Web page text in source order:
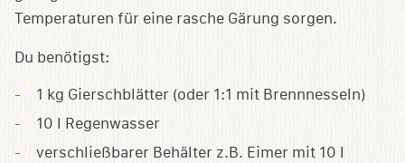
Temperaturen für eine rasche Gärung sorgen.
Du benötigst:
1 kg Gierschblätter (oder 1:1 mit Brennnesseln)
10 l Regenwasser
verschließbarer Behälter z.B. Eimer mit 10 l